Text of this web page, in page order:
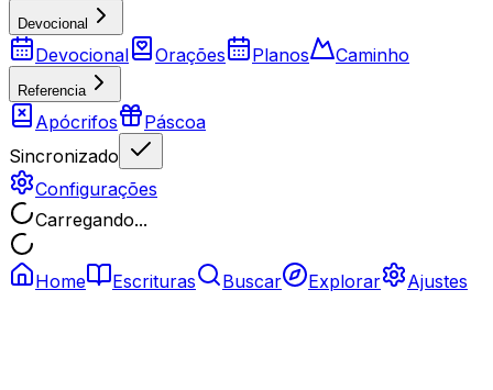
Devocional
Devocional Orações Planos Caminho
Referencia
Apócrifos
Páscoa
Sincronizado
Configurações
Carregando...
Home Escrituras Buscar Explorar Ajustes